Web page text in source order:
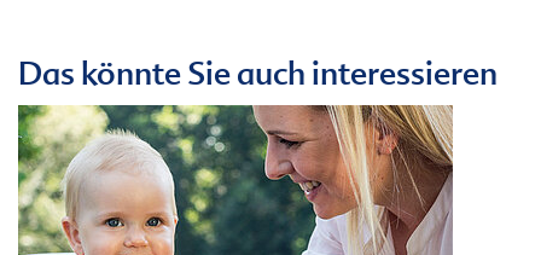
Das könnte Sie auch interessieren